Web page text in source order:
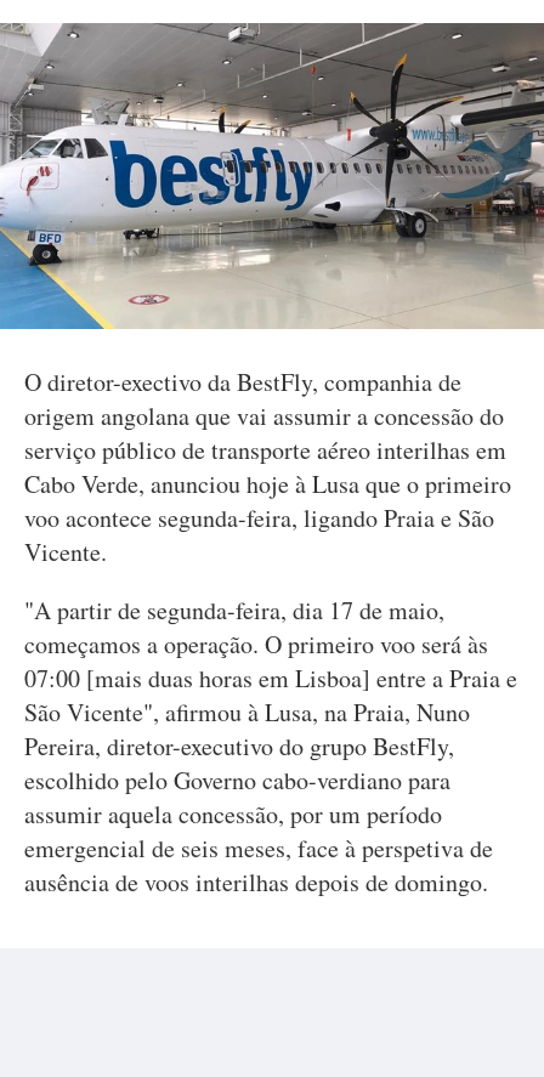
O diretor-exectivo da BestFly, companhia de
origem angolana que vai assumir a concessão do
serviço público de transporte aéreo interilhas em
Cabo Verde, anunciou hoje à Lusa que o primeiro
voo acontece segunda-feira, ligando Praia e São
Vicente.
"A partir de segunda-feira, dia 17 de maio,
começamos a operação. O primeiro voo será às
07:00 [mais duas horas em Lisboa] entre a Praia e
São Vicente", afirmou à Lusa, na Praia, Nuno
Pereira, diretor-executivo do grupo BestFly,
escolhido pelo Governo cabo-verdiano para
assumir aquela concessão, por um período
emergencial de seis meses, face à perspetiva de
ausência de voos interilhas depois de domingo.